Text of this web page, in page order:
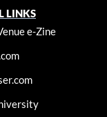
LINKS
e-Zine